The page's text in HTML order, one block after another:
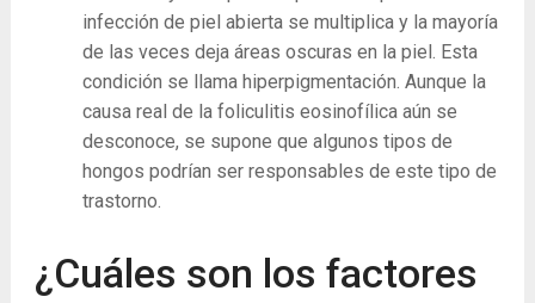
infección de piel abierta se multiplica y la mayoría
de las veces deja áreas oscuras en la piel. Esta
condición se llama hiperpigmentación. Aunque la
causa real de la foliculitis eosinofílica aún se
desconoce, se supone que algunos tipos de
hongos podrían ser responsables de este tipo de
trastorno.
¿Cuáles son los factores